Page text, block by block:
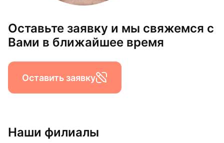
Оставьте заявку и мы свяжемся с
Вами в ближайшее время
Оставить заявку
Наши филиалы